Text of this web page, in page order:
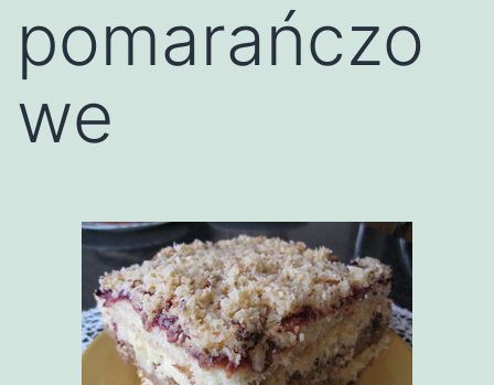
pomarańczo
we